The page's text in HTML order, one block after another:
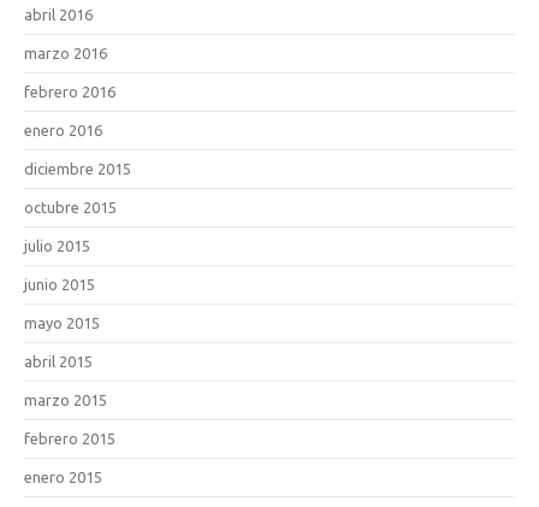
abril 2016
marzo 2016
febrero 2016
enero 2016
diciembre 2015
octubre 2015
julio 2015
junio 2015
mayo 2015
abril 2015
marzo 2015
febrero 2015
enero 2015